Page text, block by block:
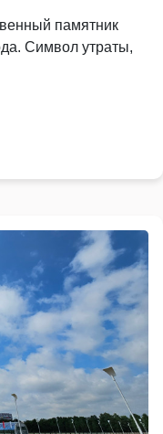
памятник
Символ утраты,